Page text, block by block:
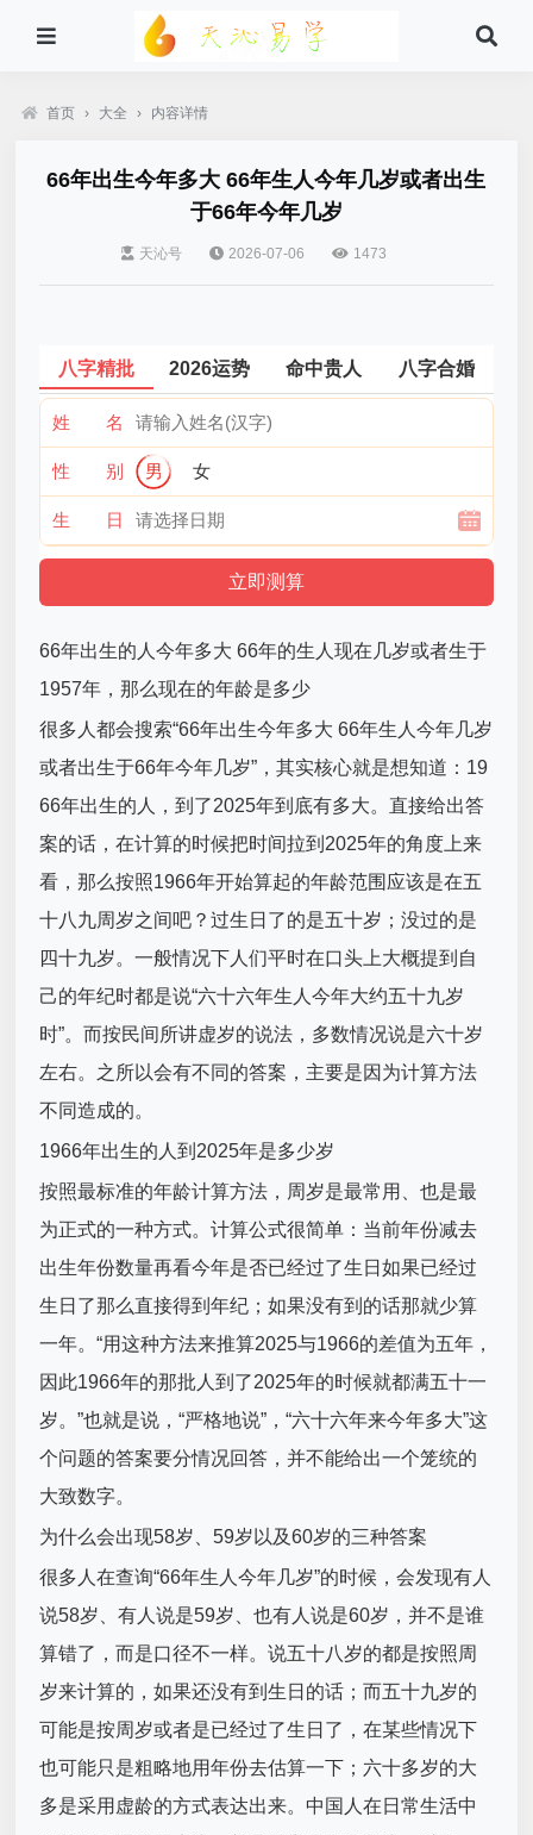
首页 › 大全 › 内容详情
66年出生今年多大 66年生人今年几岁或者出生
于66年今年几岁
天沁号 2026-07-06 1473
八字精批 2026运势 命中贵人 八字合婚
姓 名
性 别 男 女
生 日
66年出生的人今年多大 66年的生人现在几岁或者生于
1957年，那么现在的年龄是多少
很多人都会搜索“66年出生今年多大 66年生人今年几岁
或者出生于66年今年几岁”，其实核心就是想知道：19
66年出生的人，到了2025年到底有多大。直接给出答
案的话，在计算的时候把时间拉到2025年的角度上来
看，那么按照1966年开始算起的年龄范围应该是在五
十八九周岁之间吧？过生日了的是五十岁；没过的是
四十九岁。一般情况下人们平时在口头上大概提到自
己的年纪时都是说“六十六年生人今年大约五十九岁
时”。而按民间所讲虚岁的说法，多数情况说是六十岁
左右。之所以会有不同的答案，主要是因为计算方法
不同造成的。
1966年出生的人到2025年是多少岁
按照最标准的年龄计算方法，周岁是最常用、也是最
为正式的一种方式。计算公式很简单：当前年份减去
出生年份数量再看今年是否已经过了生日如果已经过
生日了那么直接得到年纪；如果没有到的话那就少算
一年。“用这种方法来推算2025与1966的差值为五年，
因此1966年的那批人到了2025年的时候就都满五十一
岁。”也就是说，“严格地说”，“六十六年来今年多大”这
个问题的答案要分情况回答，并不能给出一个笼统的
大致数字。
为什么会出现58岁、59岁以及60岁的三种答案
很多人在查询“66年生人今年几岁”的时候，会发现有人
说58岁、有人说是59岁、也有人说是60岁，并不是谁
算错了，而是口径不一样。说五十八岁的都是按照周
岁来计算的，如果还没有到生日的话；而五十九岁的
可能是按周岁或者是已经过了生日了，在某些情况下
也可能只是粗略地用年份去估算一下；六十多岁的大
多是采用虚龄的方式表达出来。中国人在日常生活中